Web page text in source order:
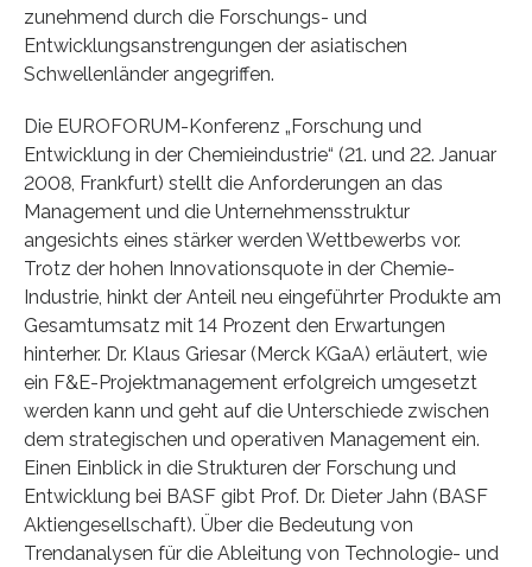
zunehmend durch die Forschungs- und
Entwicklungsanstrengungen der asiatischen
Schwellenländer angegriffen.
Die EUROFORUM-Konferenz „Forschung und
Entwicklung in der Chemieindustrie“ (21. und 22. Januar
2008, Frankfurt) stellt die Anforderungen an das
Management und die Unternehmensstruktur
angesichts eines stärker werden Wettbewerbs vor.
Trotz der hohen Innovationsquote in der Chemie-
Industrie, hinkt der Anteil neu eingeführter Produkte am
Gesamtumsatz mit 14 Prozent den Erwartungen
hinterher. Dr. Klaus Griesar (Merck KGaA) erläutert, wie
ein F&E-Projektmanagement erfolgreich umgesetzt
werden kann und geht auf die Unterschiede zwischen
dem strategischen und operativen Management ein.
Einen Einblick in die Strukturen der Forschung und
Entwicklung bei BASF gibt Prof. Dr. Dieter Jahn (BASF
Aktiengesellschaft). Über die Bedeutung von
Trendanalysen für die Ableitung von Technologie- und